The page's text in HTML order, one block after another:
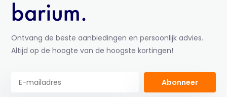
Ontvang de beste aanbiedingen en persoonlijk advies.
Altijd op de hoogte van de hoogste kortingen!
Abonneer